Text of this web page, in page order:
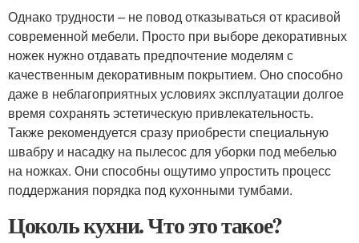
Однако трудности – не повод отказываться от красивой
современной мебели. Просто при выборе декоративных
ножек нужно отдавать предпочтение моделям с
качественным декоративным покрытием. Оно способно
даже в неблагоприятных условиях эксплуатации долгое
время сохранять эстетическую привлекательность.
Также рекомендуется сразу приобрести специальную
швабру и насадку на пылесос для уборки под мебелью
на ножках. Они способны ощутимо упростить процесс
поддержания порядка под кухонными тумбами.
Цоколь кухни. Что это такое?